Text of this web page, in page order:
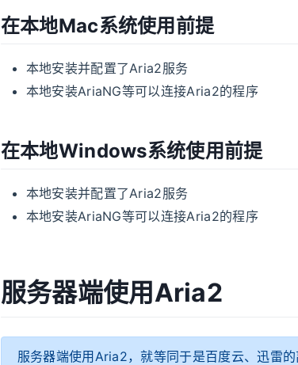
在本地Mac系统使用前提
本地安装并配置了Aria2服务
本地安装AriaNG等可以连接Aria2的程序
在本地Windows系统使用前提
本地安装并配置了Aria2服务
本地安装AriaNG等可以连接Aria2的程序
服务器端使用Aria2
服务器端使用Aria2，就等同于是百度云、迅雷的